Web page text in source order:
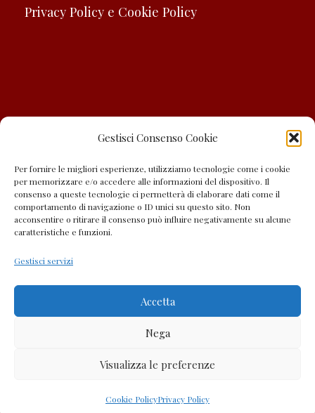
Gestisci Consenso Cookie
Per fornire le migliori esperienze, utilizziamo tecnologie come i cookie
per memorizzare e/o accedere alle informazioni del dispositivo. Il
consenso a queste tecnologie ci permetterà di elaborare dati come il
comportamento di navigazione o ID unici su questo sito. Non
acconsentire o ritirare il consenso può influire negativamente su alcune
caratteristiche e funzioni.
Gestisci servizi
Accetta
Nega
Visualizza le preferenze
Cookie PolicyPrivacy Policy
Privacy Policy e Cookie Policy
Obblighi informativi per le erogazioni pubbliche: gli aiuti di Stato e gli
aiuti de minimis ricevuti dalla nostra impresa sono contenuti nel
https://www.rna.gov.it/RegistroNazionaleTrasparenza/faces/pages/T
campo di ricerca